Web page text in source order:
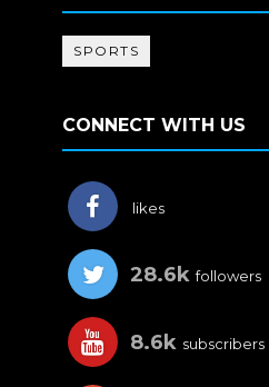
SPORTS
CONNECT WITH US
likes
28.6k followers
8.6k subscribers